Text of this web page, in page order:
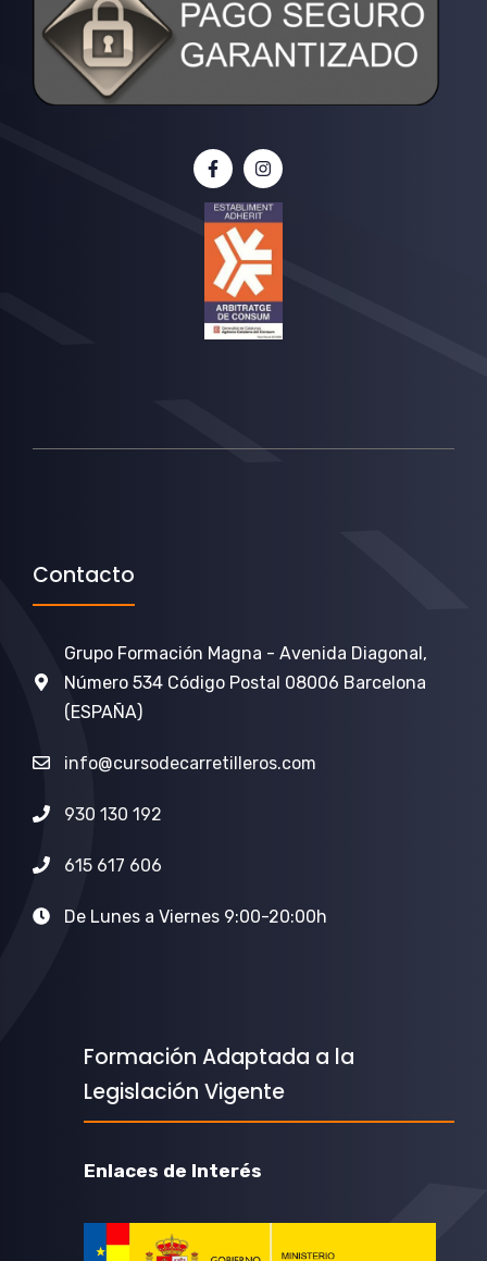
Contacto
Grupo Formación Magna - Avenida Diagonal,
Número 534 Código Postal 08006 Barcelona
(ESPAÑA)
info@cursodecarretilleros.com
930 130 192
615 617 606
De Lunes a Viernes 9:00-20:00h
Formación Adaptada a la
Legislación Vigente
Enlaces de Interés